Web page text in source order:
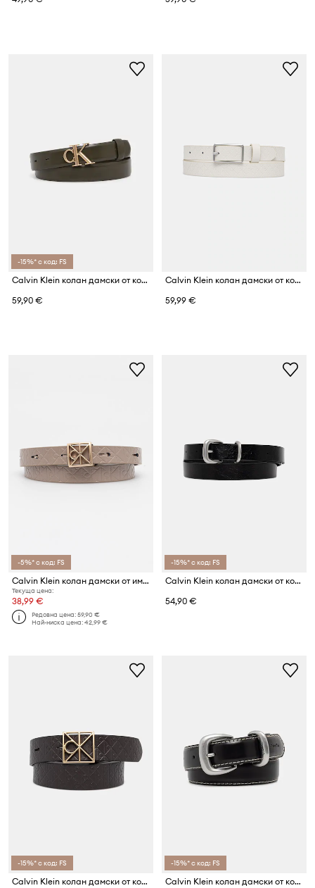
-15%* с код: FS
Calvin Klein колан дамски от кожа
59,90 €
Calvin Klein колан дамски от кожа
59,99 €
-5%* с код: FS
Calvin Klein колан дамски от имитация на кожа
Текуща цена:
38,99 €
Редовна цена:59,90 €
Най-ниска цена:42,99 €
-15%* с код: FS
Calvin Klein колан дамски от кожа
54,90 €
-15%* с код: FS
Calvin Klein колан дамски от кожа
-15%* с код: FS
Calvin Klein колан дамски от кожа